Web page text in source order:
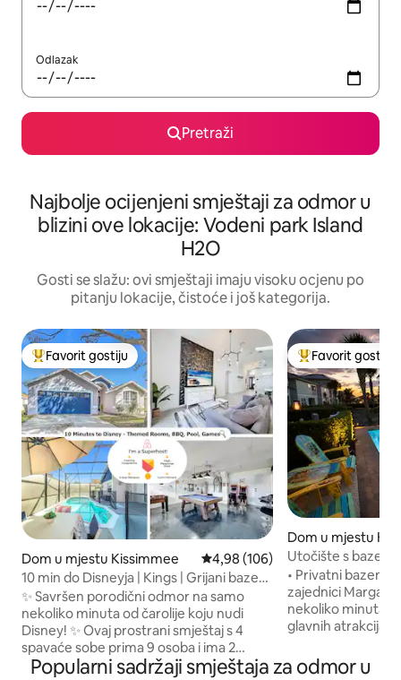
Odlazak
Pretraži
Najbolje ocijenjeni smještaji za odmor u
blizini ove lokacije: Vodeni park Island
H2O
Gosti se slažu: ovi smještaji imaju visoku ocjenu po
pitanju lokacije, čistoće i još kategorija.
Glavni favorit gostiju
Favorit gostiju
Dom u mjestu Kissimmee Prosječna ocjena: 4,98 od 5,
4,98 (106)
10 min do Disneyja | Kings | Grijani bazen |
Igre
✨ Savršen porodični odmor na samo
nekoliko minuta od čarolije koju nudi
Disney! ✨ Ovaj prostrani smještaj s 4
spavaće sobe prima 9 osoba i ima 2
bračna kreveta (širine 180–220 cm), 4
Glavni favorit
Favorit gostiju
Dom u mjestu
Utočište s
apartmana s
180–200 cm) u
• Privatni bazen +
zajednici
nekoliko minuta
glavnih atrakcija •
minuta do
Popularni sadržaji smještaja za odmor u